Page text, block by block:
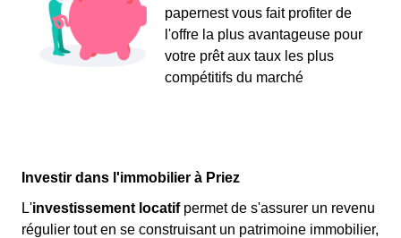
papernest vous fait profiter de
l'offre la plus avantageuse pour
votre prêt aux taux les plus
compétitifs du marché
Investir dans l'immobilier à Priez
L'investissement locatifpermet de s'assurer un revenu
régulier tout en se construisant un patrimoine immobilier,